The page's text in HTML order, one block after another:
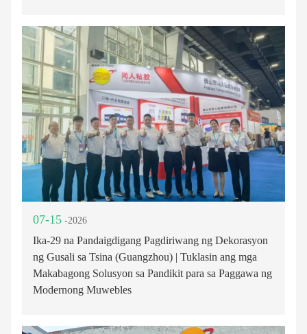
07-15 -2026
Ika-29 na Pandaigdigang Pagdiriwang ng Dekorasyon
ng Gusali sa Tsina (Guangzhou) | Tuklasin ang mga
Makabagong Solusyon sa Pandikit para sa Paggawa ng
Modernong Muwebles